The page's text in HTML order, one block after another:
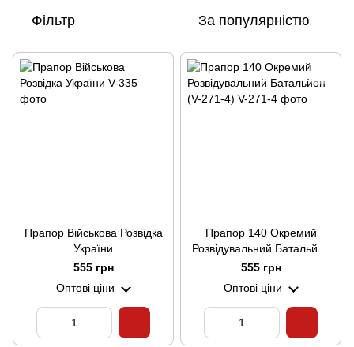
Фільтр За популярністю
Прапор Військова Розвідка
України
555 грн
Оптові ціни
Прапор 140 Окремий
Розвідувальний Батальйон
(V-271-4)
555 грн
Оптові ціни